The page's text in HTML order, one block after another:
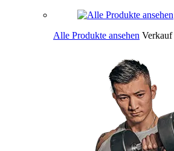
Alle Produkte ansehen